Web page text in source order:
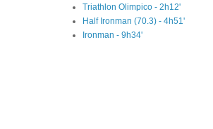
Triathlon Olimpico - 2h12'
Half Ironman (70.3) - 4h51'
Ironman - 9h34'